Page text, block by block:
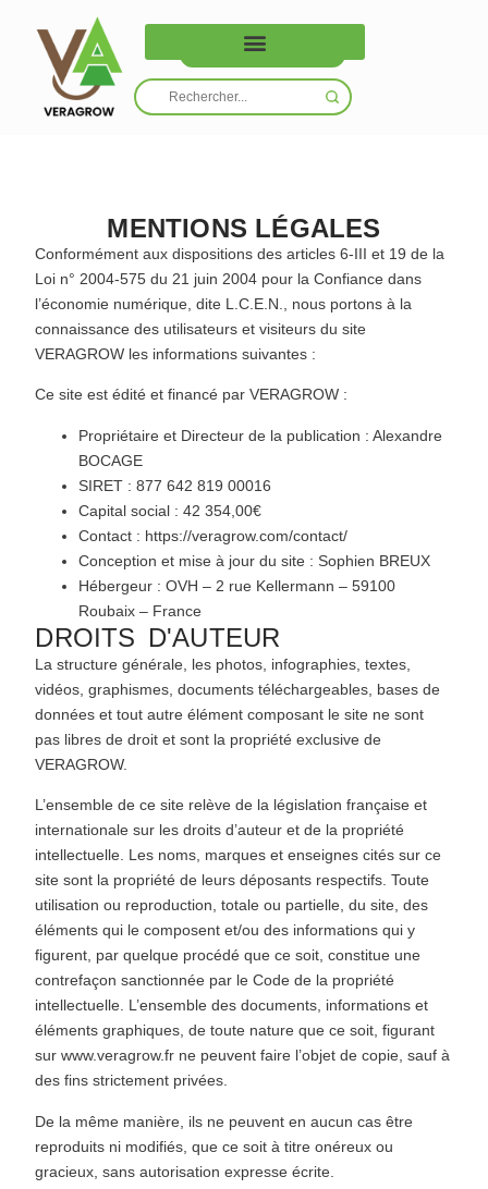
Nous contacter
MENTIONS LÉGALES
Conformément aux dispositions des articles 6-III et 19 de la
Loi n° 2004-575 du 21 juin 2004 pour la Confiance dans
l’économie numérique, dite L.C.E.N., nous portons à la
connaissance des utilisateurs et visiteurs du site
VERAGROW les informations suivantes :
Ce site est édité et financé par VERAGROW :
Propriétaire et Directeur de la publication : Alexandre
BOCAGE
SIRET : 877 642 819 00016
Capital social : 42 354,00€
Contact : https://veragrow.com/contact/
Conception et mise à jour du site : Sophien BREUX
Hébergeur : OVH – 2 rue Kellermann – 59100
Roubaix – France
DROITS D'AUTEUR
La structure générale, les photos, infographies, textes,
vidéos, graphismes, documents téléchargeables, bases de
données et tout autre élément composant le site ne sont
pas libres de droit et sont la propriété exclusive de
VERAGROW.
L’ensemble de ce site relève de la législation française et
internationale sur les droits d’auteur et de la propriété
intellectuelle. Les noms, marques et enseignes cités sur ce
site sont la propriété de leurs déposants respectifs. Toute
utilisation ou reproduction, totale ou partielle, du site, des
éléments qui le composent et/ou des informations qui y
figurent, par quelque procédé que ce soit, constitue une
contrefaçon sanctionnée par le Code de la propriété
intellectuelle. L’ensemble des documents, informations et
éléments graphiques, de toute nature que ce soit, figurant
surwww.veragrow.fr ne peuvent faire l’objet de copie, sauf à
des fins strictement privées.
De la même manière, ils ne peuvent en aucun cas être
reproduits ni modifiés, que ce soit à titre onéreux ou
gracieux, sans autorisation expresse écrite.